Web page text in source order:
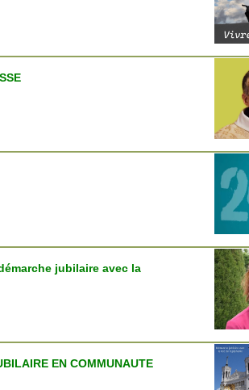
jubilaire avec la
EN COMMUNAUTE